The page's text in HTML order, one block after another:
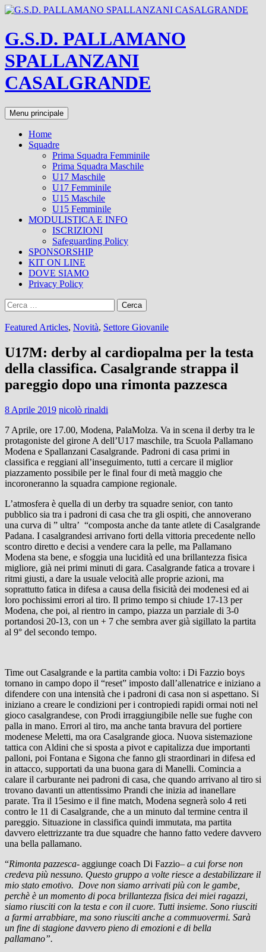
Vai
contenuto
G.S.D. PALLAMANO
SPALLANZANI
CASALGRANDE
Cerca
Menu principale
Home
Squadre
Prima Squadra Femminile
Prima Squadra Maschile
U17 Maschile
U17 Femminile
U15 Maschile
U15 Femminile
MODULISTICA E INFO
ISCRIZIONI
Safeguarding Policy
SPONSORSHIP
KIT ON LINE
DOVE SIAMO
Privacy Policy
Ricerca
per:
Featured Articles, Novità, Settore Giovanile
U17M: derby al cardiopalma per la testa
della classifica. Casalgrande strappa il
pareggio dopo una rimonta pazzesca
8 Aprile 2019 nicolò rinaldi
7 Aprile, ore 17.00, Modena, PalaMolza. Va in scena il derby tra le
protagoniste del girone A dell’U17 maschile, tra Scuola Pallamano
Modena e Spallanzani Casalgrande. Padroni di casa primi in
classifica e reggiani all’inseguimento, tutti a cercare il miglior
piazzamento possibile per le final four di metà maggio che
incoroneranno la squadra campione regionale.
L’atmosfera è quella di un derby tra squadre senior, con tanto
pubblico sia tra i padroni di casa che tra gli ospiti, che annoverano
una curva di ” ultra’ “composta anche da tante atlete di Casalgrande
Padana. I casalgrandesi arrivano forti della vittoria precedente nello
scontro diretto e decisi a vendere cara la pelle, ma Pallamano
Modena sta bene, e sfoggia una lucidità ed una brillantezza fisica
migliore, già nei primi minuti di gara. Casalgrande fatica a trovare i
ritmi giusti, a dare la usuale velocità alle proprie azioni, ma
soprattutto fatica in difesa a causa della fisicità dei modenesi ed ai
loro pochissimi errori al tiro. Il primo tempo si chiude 17-13 per
Modena, che poi, al rientro in campo, piazza un parziale di 3-0
portandosi 20-13, con un + 7 che sembra aver già sigillato la partita
al 9° del secondo tempo.
Time out Casalgrande e la partita cambia volto: i Di Fazzio boys
tornano in campo dopo il “reset” imposto dall’allenatrice e iniziano a
difendere con una intensità che i padroni di casa non si aspettano. Si
iniziano a creare le condizioni per i contropiedi rapidi ormai noti nel
gioco casalgrandese, con Prodi irraggiungibile nelle sue fughe con
palla in mano. Errori al tiro, ma anche tanta bravura del portiere
modenese Meletti, ma ora Casalgrande gioca. Nuova sistemazione
tattica con Aldini che si sposta a pivot e capitalizza due importanti
palloni, poi Fontana e Sigona che fanno gli straordinari in difesa ed
in attacco, supportati da una buona gara di Manelli. Comincia a
calare il carburante nei padroni di casa, che quando arrivano al tiro si
trovano davanti un attentissimo Prandi che inizia ad inanellare
parate. Tra il 15esimo e il fine match, Modena segnerà solo 4 reti
contro le 11 di Casalgrande, che a un minuto dal termine centra il
pareggio. Situazione in classifica quindi immutata, ma partita
davvero elettrizzante tra due squadre che hanno fatto vedere davvero
una bella pallamano.
“Rimonta pazzesca- aggiunge coach Di Fazzio– a cui forse non
credeva più nessuno. Questo gruppo a volte riesce a destabilizzare il
mio stato emotivo. Dove non siamo arrivati più con le gambe,
perchè è un momento di poca brillantezza fisica dei miei ragazzi,
siamo riusciti con la testa e con il cuore. Tutti insieme. Sono riusciti
a farmi arrabbiare, ma sono riusciti anche a commuovermi. Sarà
un fine di stagione davvero pieno di emozioni e di bella
pallamano”.